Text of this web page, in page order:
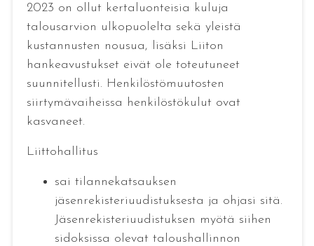
2023 on ollut kertaluonteisia kuluja
talousarvion ulkopuolelta sekä yleistä
kustannusten nousua, lisäksi Liiton
hankeavustukset eivät ole toteutuneet
suunnitellusti. Henkilöstömuutosten
siirtymävaiheissa henkilöstökulut ovat
kasvaneet.
Liittohallitus
sai tilannekatsauksen
jäsenrekisteriuudistuksesta ja ohjasi sitä.
Jäsenrekisteriuudistuksen myötä siihen
sidoksissa olevat taloushallinnon